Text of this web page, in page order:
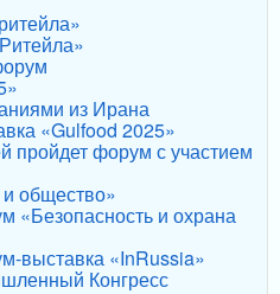
из Ирана
«Gulfood 2025»
пройдет форум с участием
общество»
и охрана
выставка «InRussia»
Конгресс